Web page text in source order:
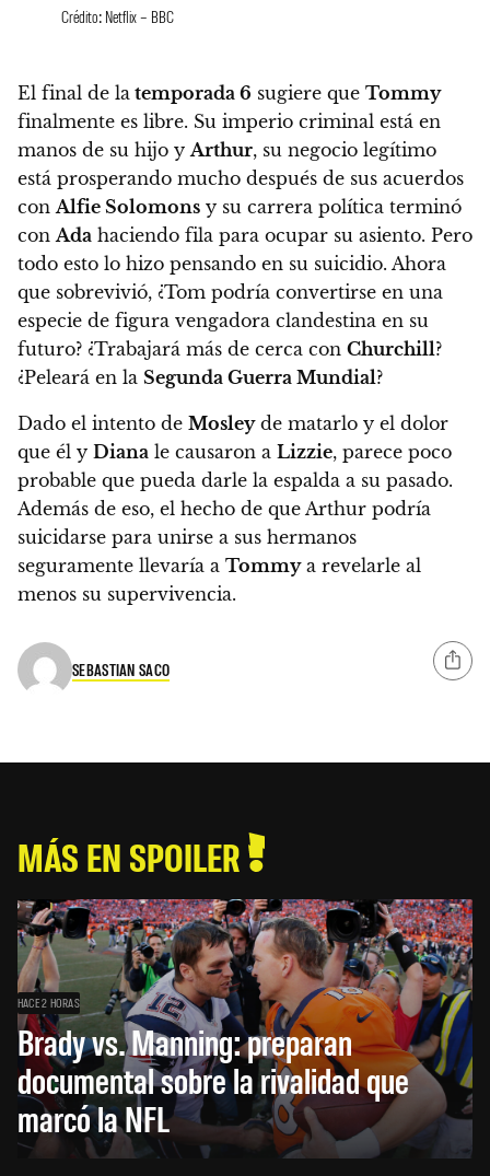
Crédito: Netflix – BBC
El final de la temporada 6 sugiere que Tommy
finalmente es libre. Su imperio criminal está en
manos de su hijo yArthur, su negocio legítimo
está prosperando mucho después de sus acuerdos
conAlfie Solomons y su carrera política terminó
conAda haciendo fila para ocupar su asiento. Pero
todo esto lo hizo pensando en su suicidio. Ahora
que sobrevivió, ¿Tom podría convertirse en una
especie de figura vengadora clandestina en su
futuro? ¿Trabajará más de cerca con Churchill?
¿Peleará en la Segunda Guerra Mundial?
Dado el intento de Mosleyde matarlo y el dolor
que él y Diana le causaron a Lizzie, parece poco
probable que pueda darle la espalda a su pasado.
Además de eso, el hecho de que Arthur podría
suicidarse para unirse a sus hermanos
seguramente llevaría a Tommya revelarle al
menos su supervivencia.
SEBASTIAN SACO
MÁS EN SPOILER
HACE 2 HORAS
Brady vs. Manning: preparan
documental sobre la rivalidad que
marcó la NFL